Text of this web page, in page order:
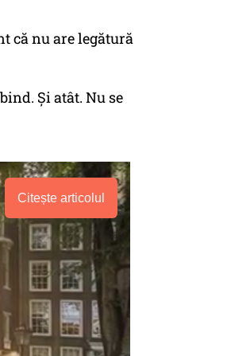
că nu are legătură
Și atât. Nu se
Citește articolul